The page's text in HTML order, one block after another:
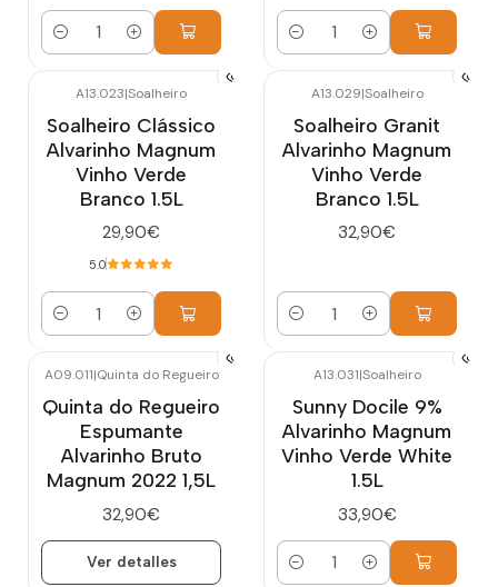
Cantidad Cantidad
A13.023|Soalheiro
Soalheiro Clássico
Alvarinho Magnum
Vinho Verde
Branco 1.5L
29,90€
5.0
Cantidad
A13.029|Soalheiro
Soalheiro Granit
Alvarinho Magnum
Vinho Verde
Branco 1.5L
32,90€
Cantidad
A09.011|Quinta do Regueiro
Quinta do Regueiro
Espumante
Alvarinho Bruto
Magnum 2022 1,5L
32,90€
Ver detalles
A13.031|Soalheiro
Sunny Docile 9%
Alvarinho Magnum
Vinho Verde White
1.5L
33,90€
Cantidad